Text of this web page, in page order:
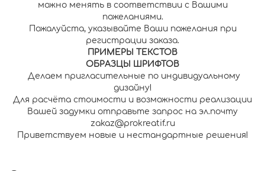
можно менять в соответствии с Вашими
пожеланиями.
Пожалуйста, указывайте Ваши пожелания при
регистрации заказа.
ПРИМЕРЫ ТЕКСТОВ
ОБРАЗЦЫ ШРИФТОВ
Делаем пригласительные по индивидуальному
дизайну!
Для расчёта стоимости и возможности реализации
Вашей задумки отправьте запрос на эл.почту
zakaz@prokreatif.ru
Приветствуем новые и нестандартные решения!